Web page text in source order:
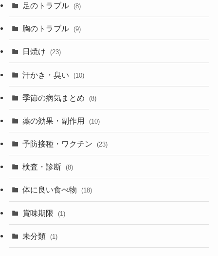
足のトラブル (8)
胸のトラブル (9)
日焼け (23)
汗かき・臭い (10)
季節の病気まとめ (8)
薬の効果・副作用 (10)
予防接種・ワクチン (23)
検査・診断 (8)
体に良い食べ物 (18)
賞味期限 (1)
未分類 (1)